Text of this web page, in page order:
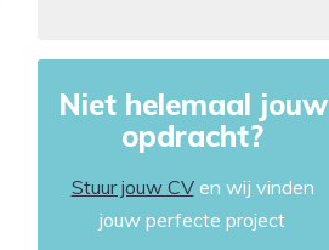
Niet helemaal jouw
opdracht?
Stuur jouw CVen wij vinden
jouw perfecte project